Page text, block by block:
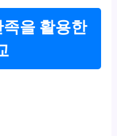
을 활용한